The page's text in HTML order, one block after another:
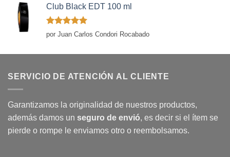
Club Black EDT 100 ml
Valorado
con
por Juan Carlos Condori Rocabado
SERVICIO DE ATENCIÓN AL CLIENTE
Garantizamos la originalidad de nuestros productos,
además damos un seguro de envió, es decir si el ítem se
pierde o rompe le enviamos otro o reembolsamos.